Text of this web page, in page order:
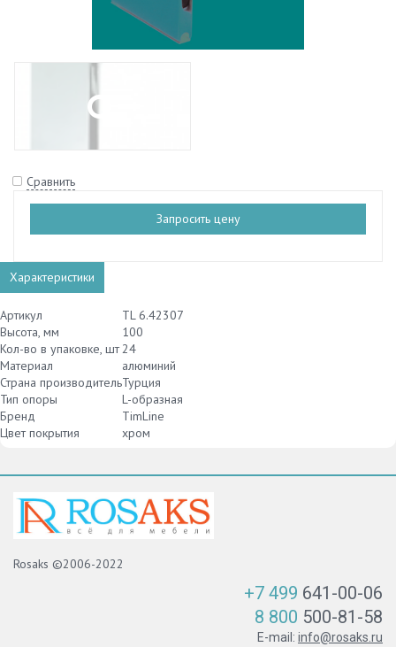
Сравнить
Запросить цену
Характеристики
Артикул
TL 6.42307
Высота, мм
100
Кол-во в упаковке, шт 24
Материал
алюминий
Страна производительТурция
Тип опоры
L-образная
Бренд
TimLine
Цвет покрытия
хром
Rosaks ©2006-2022
+7 499 641-00-06
8 800 500-81-58
E-mail: info@rosaks.ru